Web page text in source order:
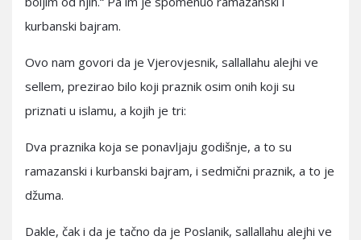
kurbanski bajram.
Ovo nam govori da je Vjerovjesnik, sallallahu alejhi ve
sellem, prezirao bilo koji praznik osim onih koji su
priznati u islamu, a kojih je tri:
Dva praznika koja se ponavljaju godišnje, a to su
ramazanski i kurbanski bajram, i sedmični praznik, a to je
džuma.
Dakle, čak i da je tačno da je Poslanik, sallallahu alejhi ve